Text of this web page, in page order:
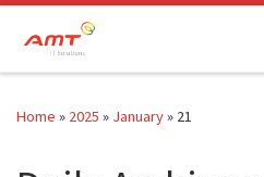
Skip to content
Home » 2025 » January» 21